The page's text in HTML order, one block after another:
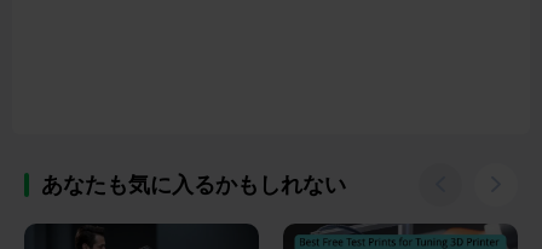
あなたも気に入るかもしれない